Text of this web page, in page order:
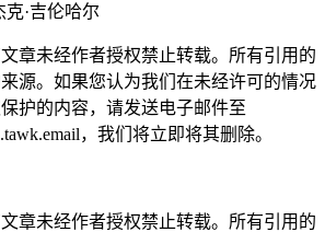
克·吉伦哈尔
章未经作者授权禁止转载。所有引用的
源。如果您认为我们在未经许可的情况
护的内容，请发送电子邮件至
，我们将立即将其删除。
章未经作者授权禁止转载。所有引用的